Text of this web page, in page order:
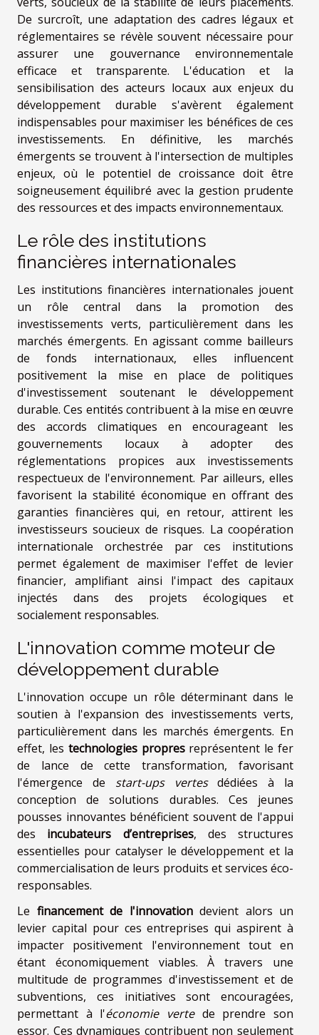
De surcroît, une adaptation des cadres légaux et
réglementaires se révèle souvent nécessaire pour
assurer une gouvernance environnementale
efficace et transparente. L'éducation et la
sensibilisation des acteurs locaux aux enjeux du
développement durable s'avèrent également
indispensables pour maximiser les bénéfices de ces
investissements. En définitive, les marchés
émergents se trouvent à l'intersection de multiples
enjeux, où le potentiel de croissance doit être
soigneusement équilibré avec la gestion prudente
des ressources et des impacts environnementaux.
Le rôle des institutions
financières internationales
Les institutions financières internationales jouent
un rôle central dans la promotion des
investissements verts, particulièrement dans les
marchés émergents. En agissant comme bailleurs
de fonds internationaux, elles influencent
positivement la mise en place de politiques
d'investissement soutenant le développement
durable. Ces entités contribuent à la mise en œuvre
des accords climatiques en encourageant les
gouvernements locaux à adopter des
réglementations propices aux investissements
respectueux de l'environnement. Par ailleurs, elles
favorisent la stabilité économique en offrant des
garanties financières qui, en retour, attirent les
investisseurs soucieux de risques. La coopération
internationale orchestrée par ces institutions
permet également de maximiser l'effet de levier
financier, amplifiant ainsi l'impact des capitaux
injectés dans des projets écologiques et
socialement responsables.
L'innovation comme moteur de
développement durable
L'innovation occupe un rôle déterminant dans le
soutien à l'expansion des investissements verts,
particulièrement dans les marchés émergents. En
effet, les technologies propresreprésentent le fer
de lance de cette transformation, favorisant
l'émergence de start-ups vertesdédiées à la
conception de solutions durables. Ces jeunes
pousses innovantes bénéficient souvent de l'appui
des incubateurs d’entreprises, des structures
essentielles pour catalyser le développement et la
commercialisation de leurs produits et services éco-
responsables.
Le financement de l'innovationdevient alors un
levier capital pour ces entreprises qui aspirent à
impacter positivement l'environnement tout en
étant économiquement viables. À travers une
multitude de programmes d'investissement et de
subventions, ces initiatives sont encouragées,
permettant à l'économie vertede prendre son
essor. Ces dynamiques contribuent non seulement